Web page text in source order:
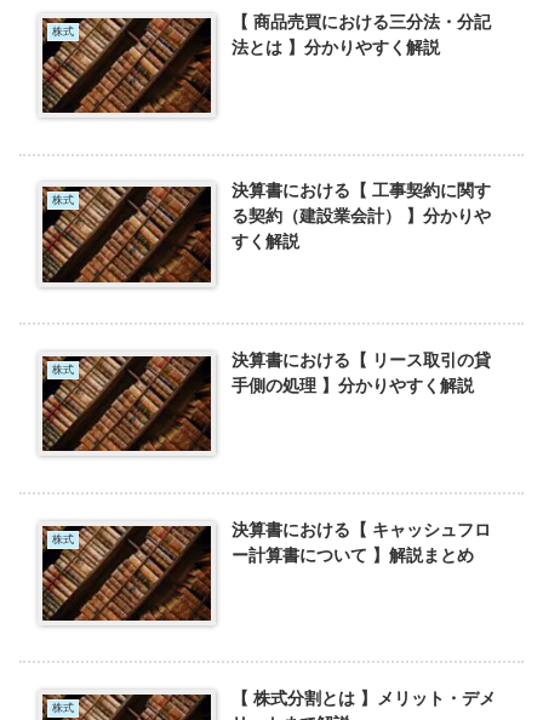
株式
【 商品売買における三分法・分記
法とは 】分かりやすく解説
株式
決算書における【 工事契約に関す
る契約（建設業会計） 】分かりや
すく解説
株式
決算書における【 リース取引の貸
手側の処理 】分かりやすく解説
株式
決算書における【 キャッシュフロ
ー計算書について 】解説まとめ
株式
【 株式分割とは 】メリット・デメ